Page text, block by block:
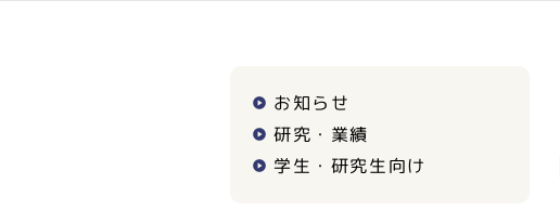
お知らせ
研究・業績
学生・研究生向け